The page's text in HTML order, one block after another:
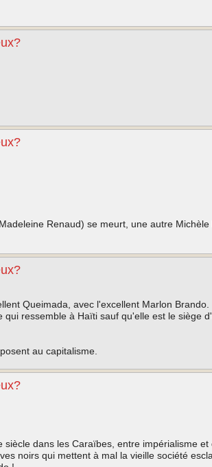
Renaud) se meurt, une autre Michèle
Queimada, avec l'excellent Marlon Brando.
ressemble à Haïti sauf qu'elle est le siège
au capitalisme.
dans les Caraïbes, entre impérialisme
noirs qui mettent à mal la vieille société